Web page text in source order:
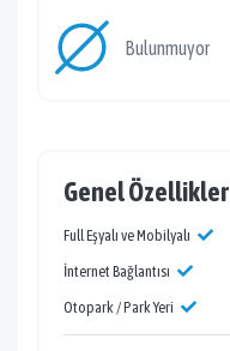
Bulunmuyor
Genel Özellikler
Full Eşyalı ve Mobilyalı
İnternet Bağlantısı
Otopark / Park Yeri